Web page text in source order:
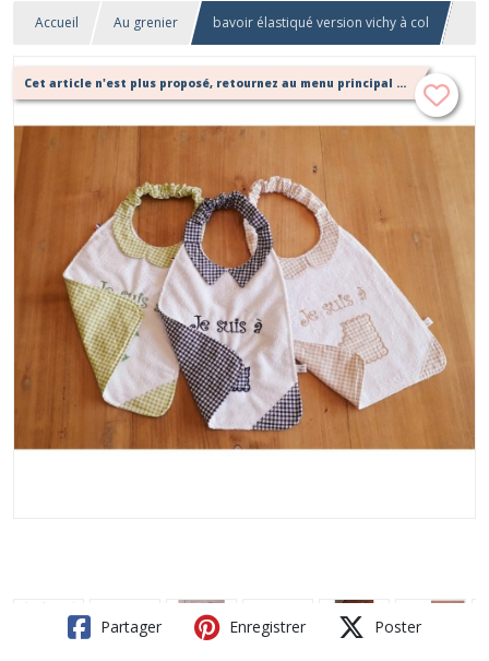
Accueil Au grenier bavoir élastiqué version vichy à col
Cet article n'est plus proposé, retournez au menu principal ou contactez moi!
Partager Enregistrer Poster